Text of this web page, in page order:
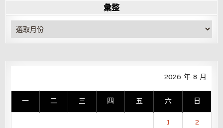
彙整
彙
整
2026 年 8 月
一 二 三 四 五 六 日
1
2